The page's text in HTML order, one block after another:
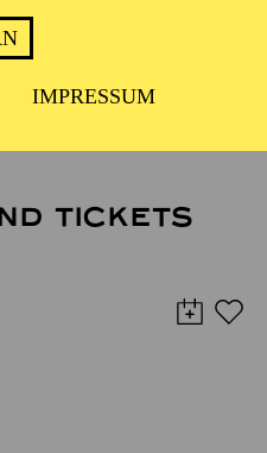
IMPRESSUM
DEL WEST
TICKETS